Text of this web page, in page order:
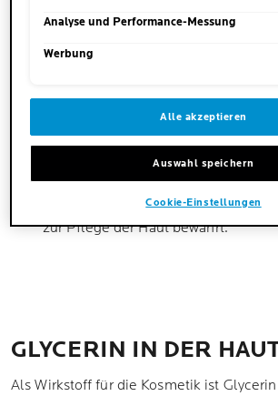
Als Lebensmittelzusatzstoff ist
Bezeichnung E 422 zugelassen.
Durch seine wasserbindenden
Die Medizin setzt ebenfalls häufig
es beispielsweise Bestandteil
Kosmetik bekannt und hat sich als
zur Pflege der Haut bewährt.
GLYCERIN IN DER
Als Wirkstoff für die Kosmetik ist
unsere Datenschutzinformationen.
Analyse und Performance-Messung
Werbung
Alle akzeptieren
Auswahl speichern
Cookie-Einstellungen